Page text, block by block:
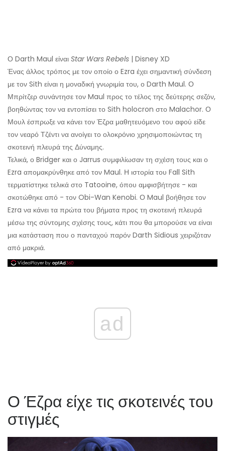
Ο Darth Maul είναι Star Wars Rebels | Disney XD
Ένας άλλος τρόπος με τον οποίο ο Ezra έχει σημαντική σύνδεση
με τον Sith είναι η μοναδική γνωριμία του, ο Darth Maul. Ο
Μπρίτζερ συνάντησε τον Maul προς το τέλος της δεύτερης σεζόν,
βοηθώντας τον να εντοπίσει το Sith holocron στο Malachor. Ο
Μουλ έσπρωξε να κάνει τον Έζρα μαθητευόμενο του αφού είδε
τον νεαρό Τζέντι να ανοίγει το ολοκρόνιο χρησιμοποιώντας τη
σκοτεινή πλευρά της Δύναμης.
Τελικά, ο Bridger και ο Jarrus συμφιλίωσαν τη σχέση τους και ο
Ezra απομακρύνθηκε από τον Maul. Η ιστορία του Fall Sith
τερματίστηκε τελικά στο Tatooine, όπου αμφισβήτησε - και
σκοτώθηκε από - τον Obi-Wan Kenobi. Ο Maul βοήθησε τον
Ezra να κάνει τα πρώτα του βήματα προς τη σκοτεινή πλευρά
μέσω της σύντομης σχέσης τους, κάτι που θα μπορούσε να είναι
μια κατάσταση που ο πανταχού παρόν Darth Sidious χειριζόταν
από μακριά.
ad
Ο Έζρα είχε τις σκοτεινές του
στιγμές